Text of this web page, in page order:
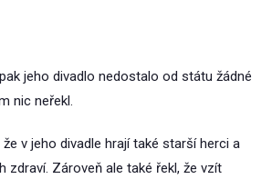
jeho divadlo nedostalo od státu žádné
nic neřekl.
v jeho divadle hrají také starší herci a
zdraví. Zároveň ale také řekl, že vzít